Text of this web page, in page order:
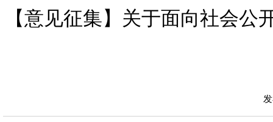
【意见征集】关于面向社会